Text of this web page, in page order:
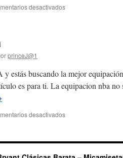
desactivadosen
princeJ@1
y estás buscando la mejor
es para ti. La equipacion nba
desactivadosen